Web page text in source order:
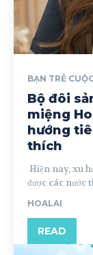
BẠN TRẺ
Bộ đôi
miệng
hướng
thích
Hiện nay, xu
được các nước
HOALAI
READ